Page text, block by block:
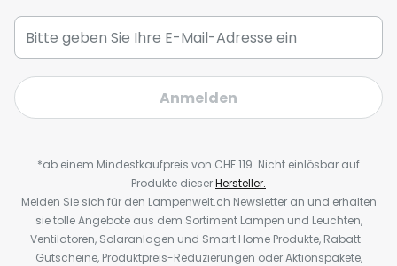
Anmelden
*ab einem Mindestkaufpreis von CHF 119. Nicht einlösbar auf
Produkte dieserHersteller.
Melden Sie sich für den Lampenwelt.ch Newsletter an und erhalten
sie tolle Angebote aus dem Sortiment Lampen und Leuchten,
Ventilatoren, Solaranlagen und Smart Home Produkte, Rabatt-
Gutscheine, Produktpreis-Reduzierungen oder Aktionspakete,